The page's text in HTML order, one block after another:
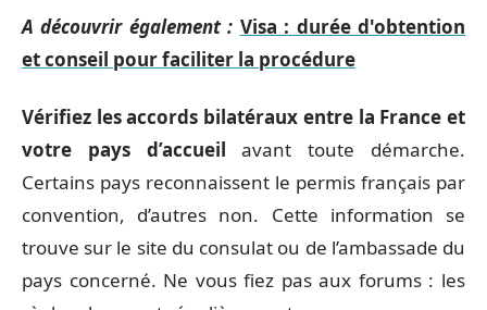
A découvrir également : Visa : durée d'obtention
et conseil pour faciliter la procédure
Vérifiez les accords bilatéraux entre la France et
votre pays d’accueil avant toute démarche.
Certains pays reconnaissent le permis français par
convention, d’autres non. Cette information se
trouve sur le site du consulat ou de l’ambassade du
pays concerné. Ne vous fiez pas aux forums : les